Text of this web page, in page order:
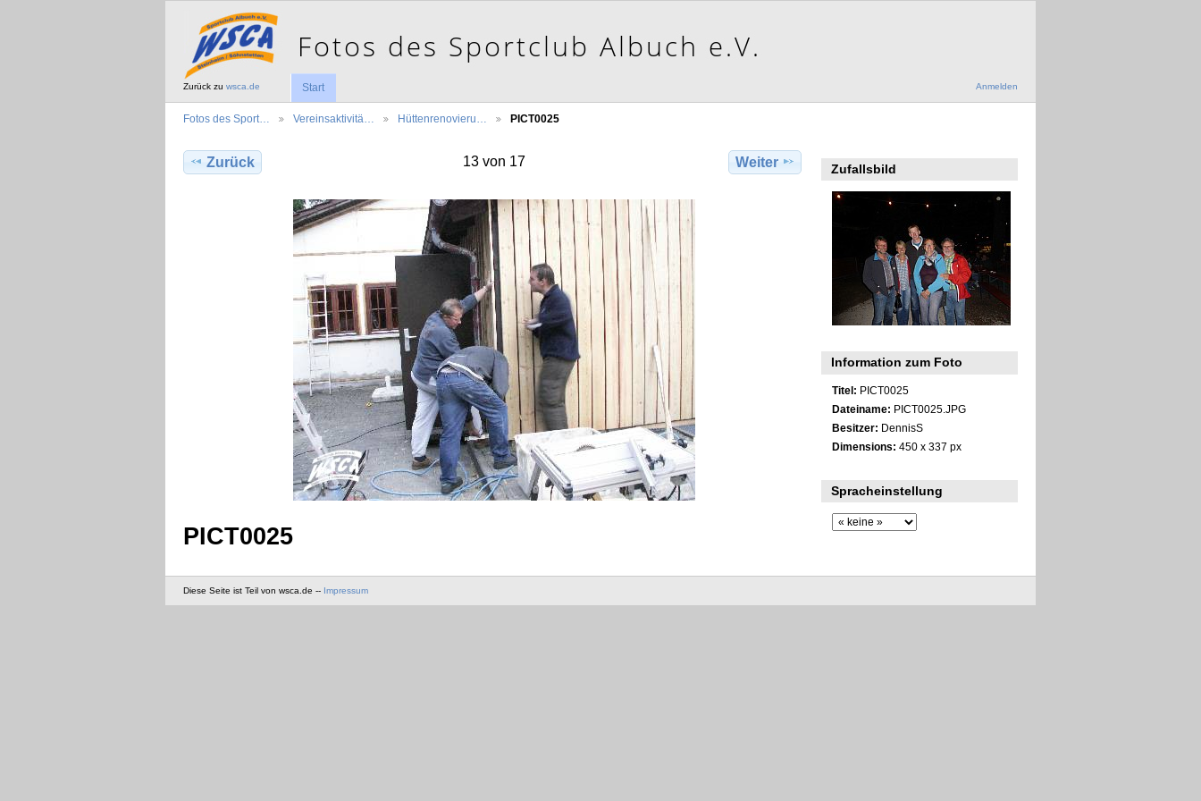
Zurück zu wsca.de Anmelden
Start
Fotos des Sport… Vereinsaktivitä… Hüttenrenovieru… PICT0025
Zurück 13 von 17 Weiter
PICT0025
Zufallsbild
Information zum Foto
Titel: PICT0025
Dateiname: PICT0025.JPG
Besitzer: DennisS
Dimensions: 450 x 337 px
Spracheinstellung
Diese Seite ist Teil von wsca.de -- Impressum